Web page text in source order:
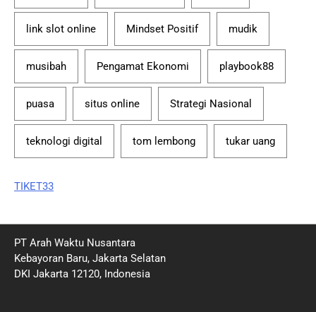
link slot online Mindset Positif mudik
musibah Pengamat Ekonomi playbook88
puasa situs online Strategi Nasional
teknologi digital tom lembong tukar uang
TIKET33
PT Arah Waktu Nusantara
Kebayoran Baru, Jakarta Selatan
DKI Jakarta 12120, Indonesia